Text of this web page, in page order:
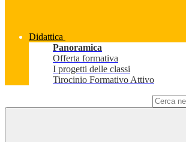
Didattica
Panoramica
Offerta formativa
I progetti delle classi
Tirocinio Formativo Attivo